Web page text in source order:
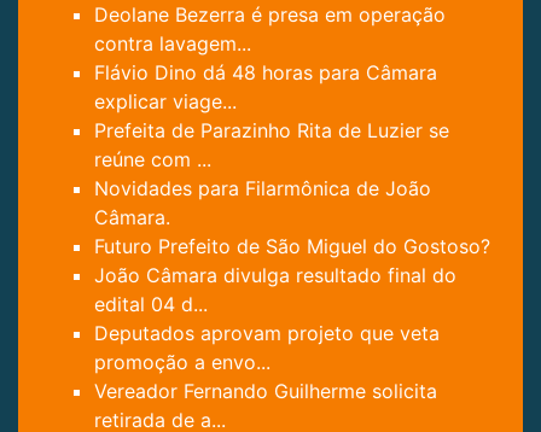
Deolane Bezerra é presa em operação
contra lavagem...
Flávio Dino dá 48 horas para Câmara
explicar viage...
Prefeita de Parazinho Rita de Luzier se
reúne com ...
Novidades para Filarmônica de João
Câmara.
Futuro Prefeito de São Miguel do Gostoso?
João Câmara divulga resultado final do
edital 04 d...
Deputados aprovam projeto que veta
promoção a envo...
Vereador Fernando Guilherme solicita
retirada de a...